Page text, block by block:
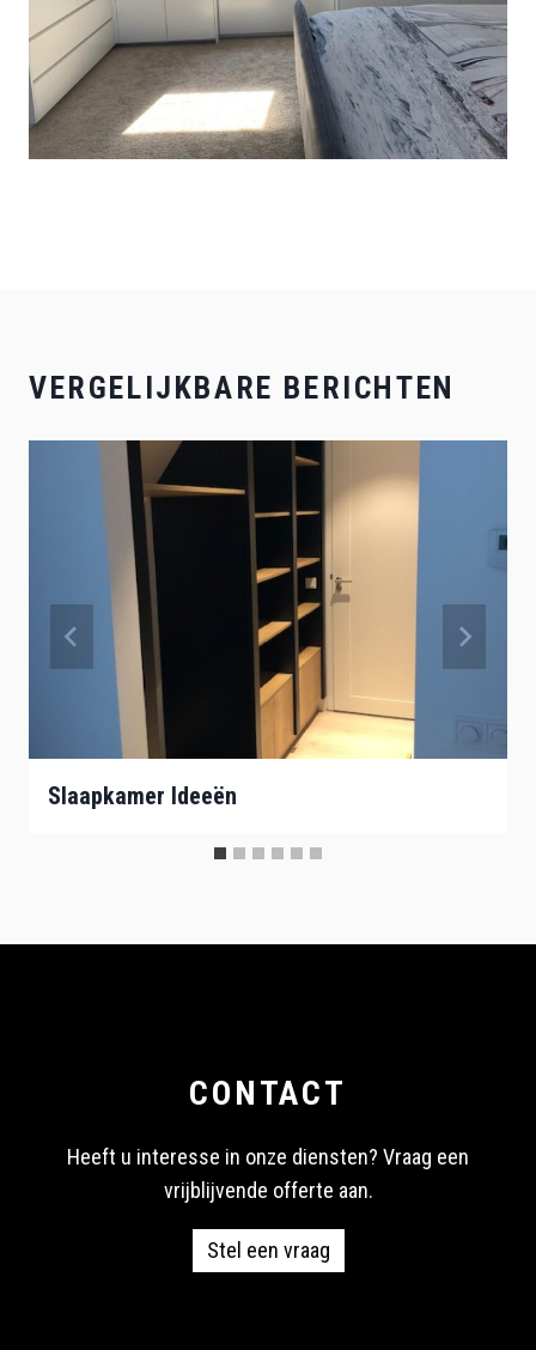
VERGELIJKBARE BERICHTEN
Slaapkamer Ideeën
CONTACT
Heeft u interesse in onze diensten? Vraag een
vrijblijvende offerte aan.
Stel een vraag